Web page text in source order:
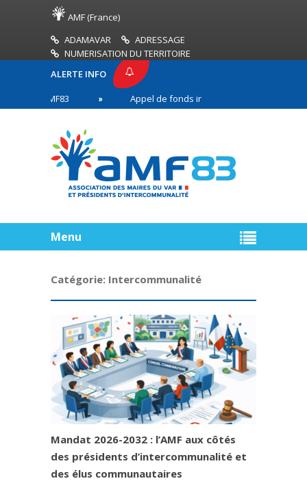
AMF (France)
ADAMAVAR
ADRESSAGE
NUMERISATION DU TERRITOIRE
ALERTE INFO
Appel de fonds incendies de forêt
première ligne
Menu
Catégorie: Intercommunalité
Mandat 2026-2032 : l’AMF aux côtés
des présidents d’intercommunalité et
des élus communautaires